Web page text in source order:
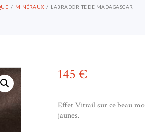
MINÉRAUX LABRADORITE DE MADAGASCAR
145 €
Effet Vitrail sur ce beau
jaunes.